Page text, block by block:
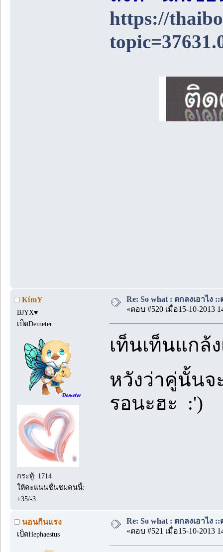
https://
КίmY
BJYX♥
เป็ดDemeter
กระทู้: 1714
ให้คะแนนชื่นชมคนนี้:
+35/-3
Re: So what : ตกลงเอาไง ::
«ตอบ #520 เมื่อ15-10-2013
เท็นเท็นแกล้
หวังว่าคู่นั้นจ
รอนะฮะ :')
นอนกินแรง
เป็ดHephaestus
Re: So what : ตกลงเอาไง ::
«ตอบ #521 เมื่อ15-10-2013